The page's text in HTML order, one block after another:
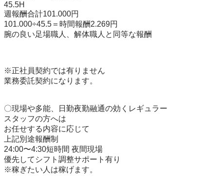
45.5H
週報酬合計101.000円
101.000÷45.5＝時間報酬2.269円
腕の良い足場職人、解体職人と同等な報酬
※正社員契約では有りません
業務委託契約になります。
〇現場や多能、日勤夜勤融通の効くレギュラー
スタッフの方へは
お任せする内容に応じて
上記別途報酬制
24:00〜4:30短時間 夜間現場
優先してシフト調整サポート有り
※稼ぎたい人は稼げます。